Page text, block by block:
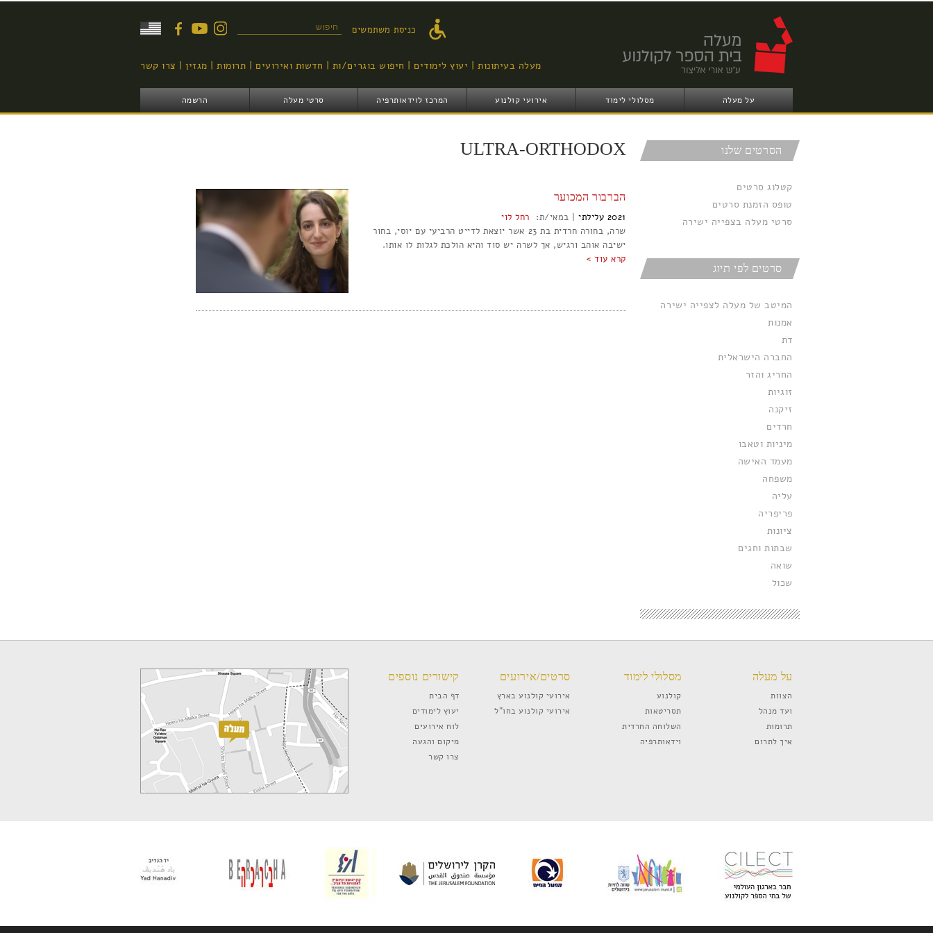
העיקרי
טופס חיפוש כניסת משתמשים
מעלה בעיתונות יעוץ לימודים חיפוש בוגרים/ות חדשות ואירועים תרומות מגזין צרו קשר
על מעלה מסלולי לימוד אירועי קולנוע המרכז לוידאותרפיה סרטי מעלה הרשמה
הסרטים שלנו
קטלוג סרטים
טופס הזמנת סרטים
סרטי מעלה בצפייה ישירה
סרטים לפי תיוג
המיטב של מעלה לצפייה ישירה
אמנות
דת
החברה הישראלית
החריג והזר
זוגיות
זיקנה
חרדים
מיניות וטאבו
מעמד האישה
משפחה
עליה
פריפריה
ציונות
שבתות וחגים
שואה
שכול
ULTRA-ORTHODOX
הברבור המכוער
2021 עלילתי| במאי/ת:
רחל לוי
שרה, בחורה חרדית בת 23 אשר יוצאת לדייט הרביעי עם יוסי, בחור
ישיבה אוהב ורגיש, אך לשרה יש סוד והיא הולכת לגלות לו אותו.
קרא עוד >
על מעלה
הצוות
ועד מנהל
תרומות
איך לתרום
מסלולי לימוד
קולנוע
תסריטאות
השלוחה החרדית
וידאותרפיה
סרטים/אירועים
אירועי קולנוע בארץ
אירועי קולנוע בחו”ל
קישורים נוספים
דף הבית
יעוץ לימודים
לוח אירועים
מיקום והגעה
צרו קשר